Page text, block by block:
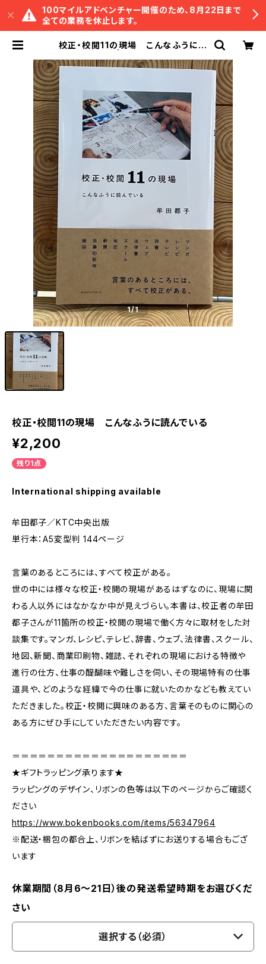
100マイルアドベンチャー開催のため、8月22日まで
全ての業務を休止します。
校正・校閲11の現場 こんなふうに読
1/1
校正・校閲11の現場 こんなふうに読んでいる
¥2,200
残り1点
International shipping available
牟田都子／KTC中央出版
単行本：A5変型判 144ページ
言葉のあるところには、すべて校正がある。
世の中には様々な校正・校閲の現場があるはずなのに、現場に関
わる人以外にはなかなか中が見えづらい。本書は、校正者の牟田
都子さんが11箇所の校正・校閲の現場で働く方々に取材をした対
談集です。マンガ、レシピ、テレビ、辞書、ウェブ、法律書、スクール、
地図、新聞、商業印刷物、雑誌、それぞれの現場における特徴や
進行の仕方、仕事の醍醐味や難しさを伺い、その現場特有の仕事
道具や、どのような経緯で今の仕事に就いたのかなども教えてい
ただきました。校正・校閲に興味のある方、言葉そのものに関心の
ある方にぜひ手にしていただきたい内容です。
＝＝＝＝＝＝＝＝＝＝＝＝＝＝＝＝＝＝＝＝
★ギフトラッピング承ります★
ラッピングのデザイン、リボンの色等は以下のページからご確認く
ださい
https://www.bokenbooks.com/items/56347964
※配送・梱包の都合上、リボンを結ばずにお送りする場合もござ
います
休業期間（8月6〜21日）後の発送希望時期をお選びくだ
さい
選択する（必須）